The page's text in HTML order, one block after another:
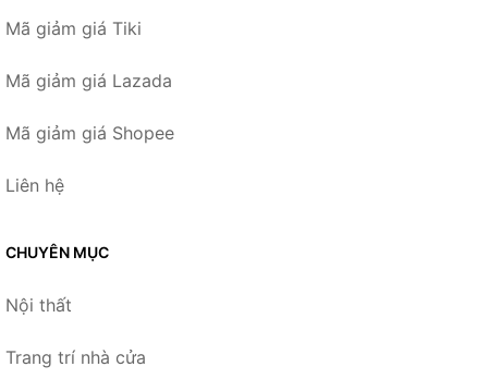
Mã giảm giá Tiki
Mã giảm giá Lazada
Mã giảm giá Shopee
Liên hệ
CHUYÊN MỤC
Nội thất
Trang trí nhà cửa